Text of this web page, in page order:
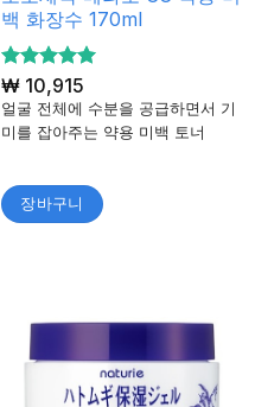
백 화장수 170ml
5 중에서
5로 평가
됨
₩10,915
얼굴 전체에 수분을 공급하면서 기
미를 잡아주는 약용 미백 토너
장바구니